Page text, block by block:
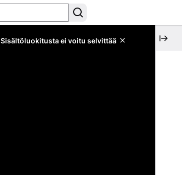
Sisältöluokitusta ei voitu selvittää